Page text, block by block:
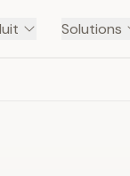
Solutions